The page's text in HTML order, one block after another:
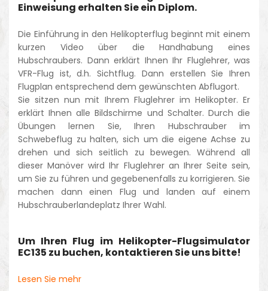
Einweisung erhalten Sie ein Diplom.
Die Einführung in den Helikopterflug beginnt mit einem
kurzen Video über die Handhabung eines
Hubschraubers. Dann erklärt Ihnen Ihr Fluglehrer, was
VFR-Flug ist, d.h. Sichtflug. Dann erstellen Sie Ihren
Flugplan entsprechend dem gewünschten Abflugort.
Sie sitzen nun mit Ihrem Fluglehrer im Helikopter. Er
erklärt Ihnen alle Bildschirme und Schalter. Durch die
Übungen lernen Sie, Ihren Hubschrauber im
Schwebeflug zu halten, sich um die eigene Achse zu
drehen und sich seitlich zu bewegen. Während all
dieser Manöver wird Ihr Fluglehrer an Ihrer Seite sein,
um Sie zu führen und gegebenenfalls zu korrigieren. Sie
machen dann einen Flug und landen auf einem
Hubschrauberlandeplatz Ihrer Wahl.
Um Ihren Flug im Helikopter-Flugsimulator
EC135 zu buchen, kontaktieren Sie uns bitte!
Lesen Sie mehr